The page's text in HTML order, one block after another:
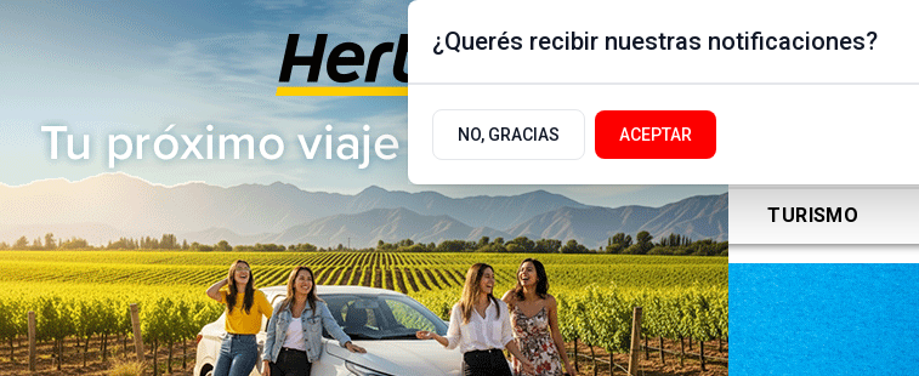
Sábado 8 de Agosto
de 2026
17.9ºc | Buenos Aires, AR
ACTUALIDAD POLÍTICA DEPORTES TURISMO
¿Querés recibir nuestras notificaciones?
NO, GRACIAS ACEPTAR